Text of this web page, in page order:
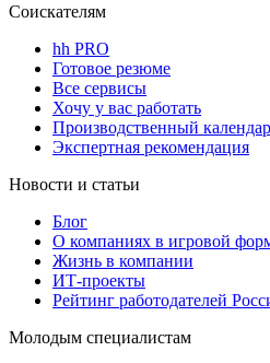
Соискателям
hh PRO
Готовое резюме
Все сервисы
Хочу у вас работать
Производственный
Экспертная рекомендация
Новости и статьи
Блог
О компаниях в игровой
Жизнь в компании
ИТ-проекты
Рейтинг работодателей
Молодым специалистам